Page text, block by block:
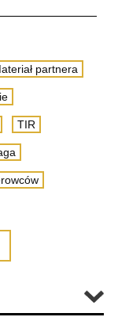
partnera
TIR